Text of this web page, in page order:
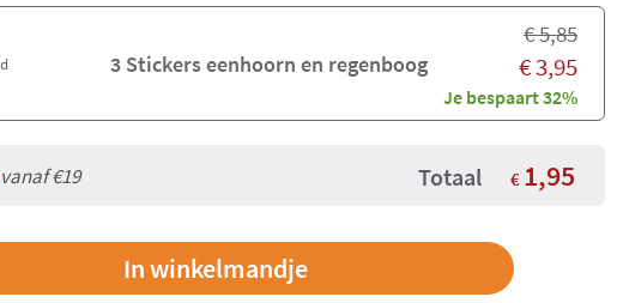
3 Stickers eenhoorn en regenboog
€5,85
€3,95
Je bespaart 32%
vanaf €19 Totaal € 1,95